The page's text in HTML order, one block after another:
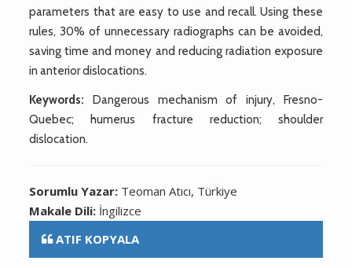
parameters that are easy to use and recall. Using these
rules, 30% of unnecessary radiographs can be avoided,
saving time and money and reducing radiation exposure
in anterior dislocations.
Keywords: Dangerous mechanism of injury, Fresno-
Quebec; humerus fracture reduction; shoulder
dislocation.
Sorumlu Yazar: Teoman Atıcı, Türkiye
Makale Dili: İngilizce
ATIF KOPYALA